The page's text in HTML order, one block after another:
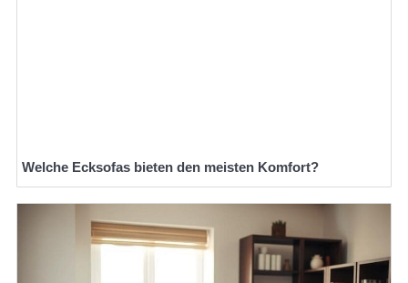
Welche Ecksofas bieten den meisten Komfort?